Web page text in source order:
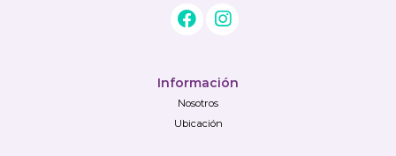
Información
Nosotros
Ubicación